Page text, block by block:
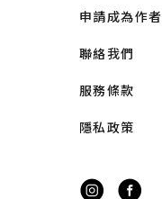
申請成為作者
聯絡我們
服務條款
隱私政策